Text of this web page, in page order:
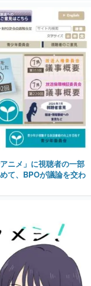
ニメ」に視聴者の一部
て、BPOが議論を交わ